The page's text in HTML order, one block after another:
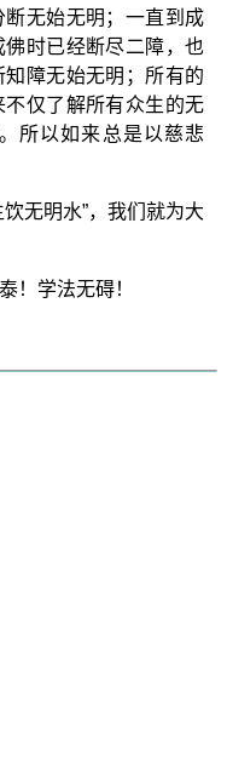
无始无明；一直到成
时已经断尽二障，也
障无始无明；所有的
仅了解所有众生的无
所以如来总是以慈悲
无明水”，我们就为大
！学法无碍！